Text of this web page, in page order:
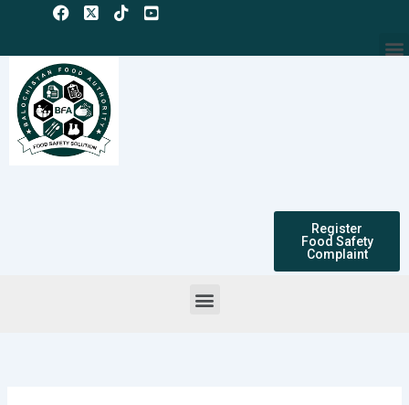
content
Register
Food Safety
Complaint
Menu